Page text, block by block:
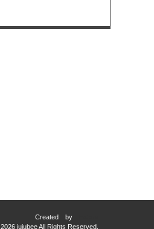
Created by
2026 jujubee All Rights Reserved.